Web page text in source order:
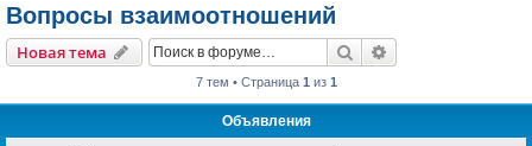
Вопросы взаимоотношений
Новая тема Поиск
7 тем • Страница 1 из 1
Объявления